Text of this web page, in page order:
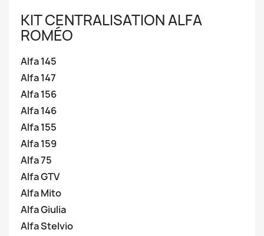
KIT CENTRALISATION ALFA
ROMÉO
Alfa 145
Alfa 147
Alfa 156
Alfa 146
Alfa 155
Alfa 159
Alfa 75
Alfa GTV
Alfa Mito
Alfa Giulia
Alfa Stelvio